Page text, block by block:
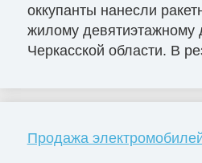
оккупанты нанесли
жилому девятиэтажному
Черкасской области. В
Продажа